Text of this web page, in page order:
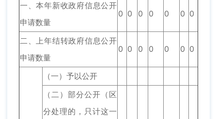
一、本年新收政府信息公开
申请数量
0 0 0 0 0 0 0
二、上年结转政府信息公开
申请数量
0 0 0 0 0 0 0
（一）予以公开
（二）部分公开（区
分处理的，只计这一